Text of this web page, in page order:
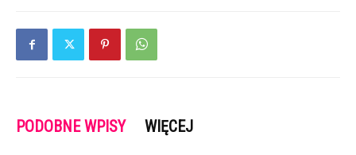
PODOBNE WPISY WIĘCEJ